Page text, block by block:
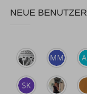
NEUE BENUTZER